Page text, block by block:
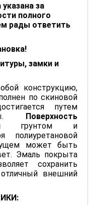
за
полного
рады ответить
замки и
конструкцию,
по скиновой
путем
Поверхность
грунтом и
может быть
Эмаль покрыта
сохранить
отличный внешний